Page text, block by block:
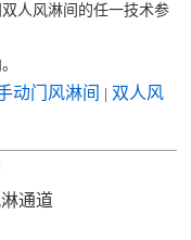
人风淋间的任一技术参
动门风淋间
双人风
通道